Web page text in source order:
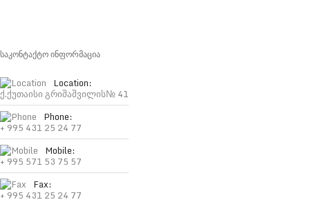
საკონტაქტო ინფორმაცია
Location:
ქ.ქუთაისი გრიშაშვილის№ 41
Phone:
+ 995 431 25 24 77
Mobile:
+ 995 571 53 75 57
Fax:
+ 995 431 25 24 77